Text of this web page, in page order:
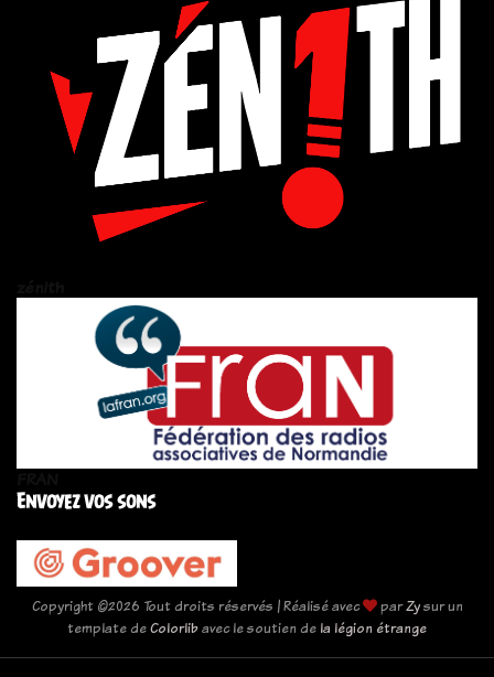
Envoyez vos sons
Copyright ©2026 Tout droits réservés | Réalisé avec parZysur un
template deColorlibavec le soutien de la légion étrange